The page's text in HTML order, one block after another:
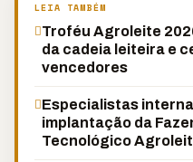
LEIA TAMBÉM
Troféu Agroleite
da cadeia leiteira e
vencedores
Especialistas
implantação da
Tecnológico